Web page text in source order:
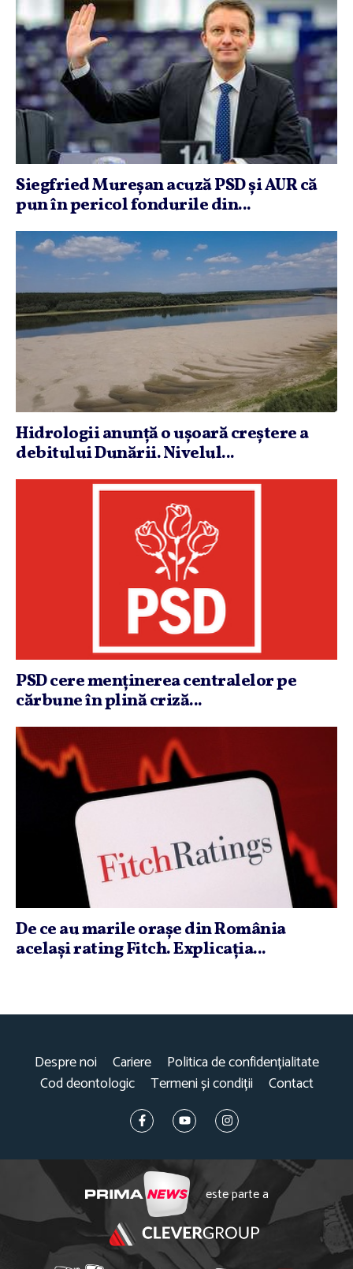
Siegfried Mureşan acuză PSD şi AUR că
pun în pericol fondurile din...
Hidrologii anunţă o uşoară creştere a
debitului Dunării. Nivelul...
PSD cere menţinerea centralelor pe
cărbune în plină criză...
De ce au marile oraşe din România
acelaşi rating Fitch. Explicaţia...
Despre noi Cariere
Politica de confidențialitate
Cod deontologic
Termeni și condiții Contact
este parte a